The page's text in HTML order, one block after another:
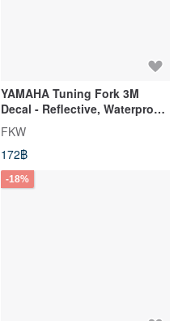
YAMAHA Tuning Fork 3M
Decal - Reflective, Waterproof,
Sun-Resistant, High-
Brightness Brand Logo
FKW
172฿
-18%